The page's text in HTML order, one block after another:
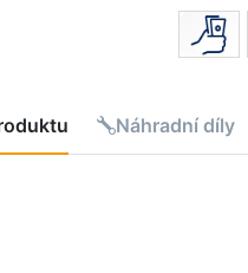
Náhradní díly